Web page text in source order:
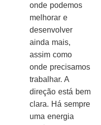
onde podemos
melhorar e
desenvolver
ainda mais,
assim como
onde precisamos
trabalhar. A
direção está bem
clara. Há sempre
uma energia